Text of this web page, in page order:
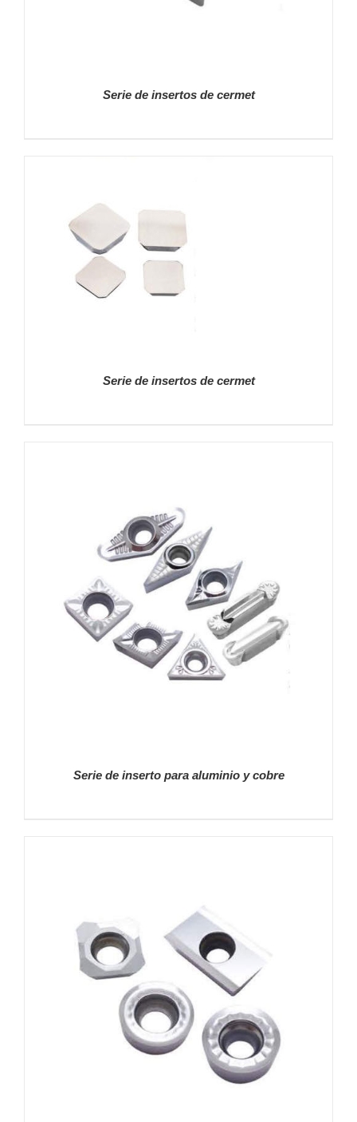
Serie de insertos de cermet
Serie de insertos de cermet
Serie de inserto para aluminio y cobre